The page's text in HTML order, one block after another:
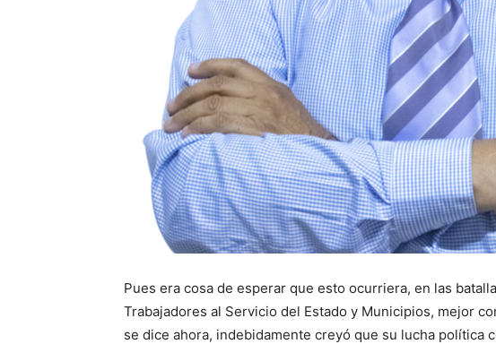
Pues era cosa de esperar que esto ocurriera, en las
Trabajadores al Servicio del Estado y Municipios, mejor
se dice ahora, indebidamente creyó que su lucha política